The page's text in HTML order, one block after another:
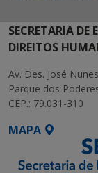
SECRETARIA DE
DIREITOS
Av. Des. José
Parque dos
CEP.: 79.031-310
MAPA